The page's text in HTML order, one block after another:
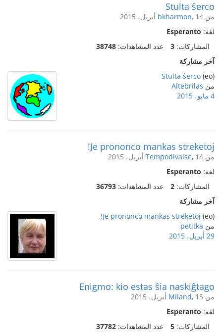
Stulta ŝerco
من bkharmon, 14 أبريل، 2015
لغة: Esperanto
المشاركات: 3 عدد المشاهدات: 38748
آخر مشاركة
(eo)
Stulta ŝerco
من Altebrilas
4 مايو، 2015
Je prononco mankas streketoj!
من Tempodivalse, 14 أبريل، 2015
لغة: Esperanto
المشاركات: 2 عدد المشاهدات: 36793
آخر مشاركة
(eo)
Je prononco mankas streketoj!
من petitka
29 أبريل، 2015
Enigmo: kio estas ŝia naskiĝtago
من Miland, 15 أبريل، 2015
لغة: Esperanto
المشاركات: 5 عدد المشاهدات: 37782